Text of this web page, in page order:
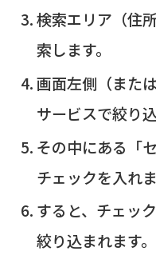
検索エリア（住
索します。
画面左側（また
サービスで絞り
その中にある「
チェックを入れま
すると、チェッ
絞り込まれます